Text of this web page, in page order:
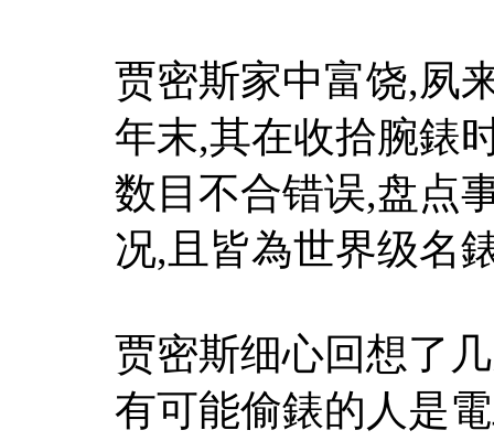
贾密斯家中富饶,夙
年末,其在收拾腕錶
数目不合错误,盘点
况,且皆為世界级名
贾密斯细心回想了
有可能偷錶的人是